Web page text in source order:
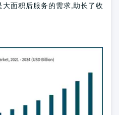
面积后服务的需求,助长了收